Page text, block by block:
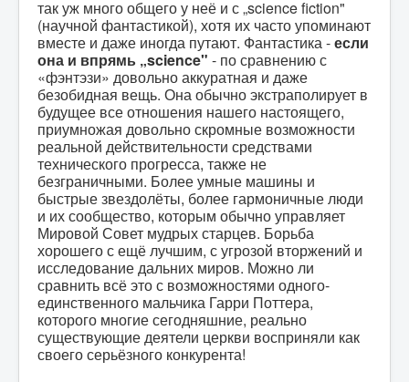
так уж много общего у неё и с „science fiction"
(научной фантастикой), хотя их часто упоминают
вместе и даже иногда путают. Фантастика -если
она и впрямь „science" - по сравнению с
«фэнтэзи» довольно аккуратная и даже
безобидная вещь. Она обычно экстраполирует в
будущее все отношения нашего настоящего,
приумножая довольно скромные возможности
реальной действительности средствами
технического прогресса, также не
безграничными. Более умные машины и
быстрые звездолёты, более гармоничные люди
и их сообщество, которым обычно управляет
Мировой Совет мудрых старцев. Борьба
хорошего с ещё лучшим, с угрозой вторжений и
исследование дальних миров. Можно ли
сравнить всё это с возможностями одного-
единственного мальчика Гарри Поттера,
которого многие сегодняшние, реально
существующие деятели церкви восприняли как
своего серьёзного конкурента!